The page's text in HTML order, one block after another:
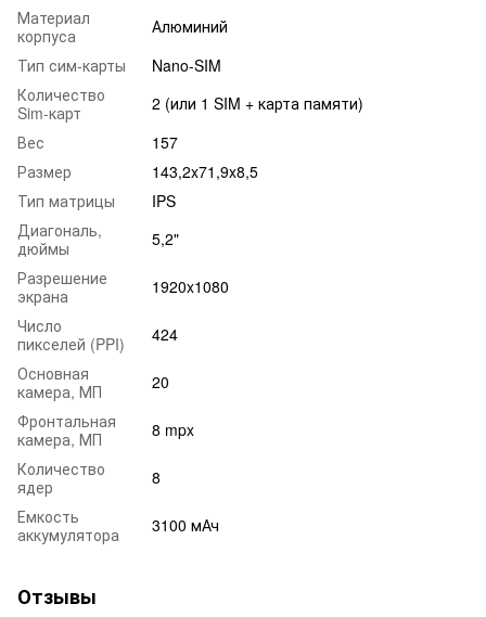
Материал
корпуса
Алюминий
Тип сим-карты
Nano-SIM
Количество
Sim-карт
2 (или 1 SIM + карта памяти)
Вес
157
Размер
143,2x71,9x8,5
Тип матрицы
IPS
Диагональ,
дюймы
5,2"
Разрешение
экрана
1920x1080
Число
пикселей (PPI)
424
Основная
камера, МП
20
Фронтальная
камера, МП
8 mpx
Количество
ядер
8
Емкость
аккумулятора
3100 мАч
Отзывы